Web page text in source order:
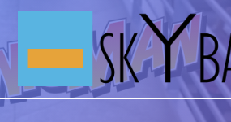
Skip
to
content